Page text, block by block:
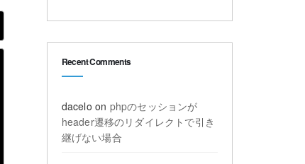
Recent Comments
dacelo on phpのセッションが
header遷移のリダイレクトで引き
継げない場合